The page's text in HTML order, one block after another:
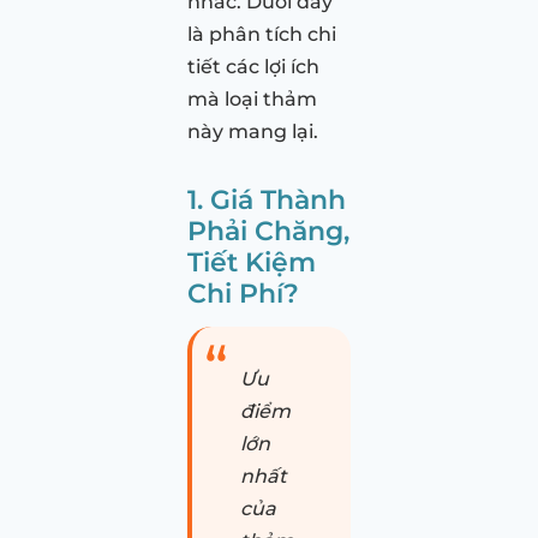
là phân tích chi
tiết các lợi ích
mà loại thảm
này mang lại.
1. Giá Thành
Phải Chăng,
Tiết Kiệm
Chi Phí?
Ưu
điểm
lớn
nhất
của